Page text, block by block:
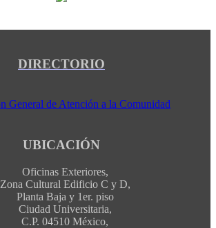
DIRECTORIO
UBICACIÓN
Oficinas Exteriores,
Zona Cultural Edificio C y D,
Planta Baja y 1er. piso
Ciudad Universitaria,
C.P. 04510 México,